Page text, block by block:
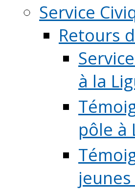
Service
Retours
à la
pôle à